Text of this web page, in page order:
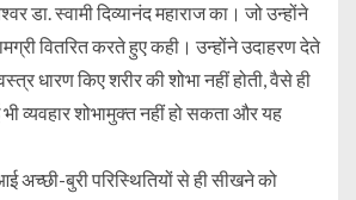
डा. स्वामी दिव्यानंद महाराज का। जो उन्होंने
वितरित करते हुए कही। उन्होंने उदाहरण देते
धारण किए शरीर की शोभा नहीं होती, वैसे ही
भी व्यवहार शोभामुक्त नहीं हो सकता और यह
अच्छी-बुरी परिस्थितियों से ही सीखने को